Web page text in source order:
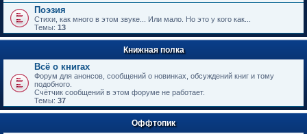
е
н
и
ю
Поэзия
Стихи, как много в этом звуке... Или мало. Но это у кого как...
Темы: 13
Книжная полка
Всё о книгах
Форум для анонсов, сообщений о новинках, обсуждений книг и тому
подобного.
Счётчик сообщений в этом форуме не работает.
Темы: 37
Оффтопик